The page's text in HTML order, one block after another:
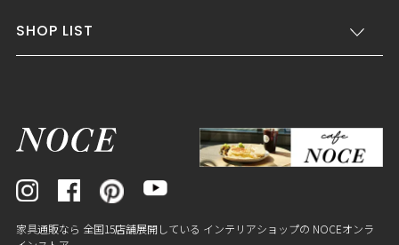
SHOP LIST
家具通販なら 全国15店舗展開している インテリアショップの NOCEオンラ